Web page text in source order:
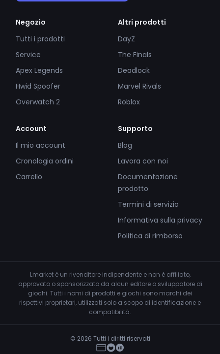
Negozio
Tutti i prodotti
Service
Apex Legends
Hwid Spoofer
Overwatch 2
Altri prodotti
DayZ
The Finals
Deadlock
Marvel Rivals
Roblox
Account
Il mio account
Cronologia ordini
Carrello
Supporto
Blog
Lavora con noi
Documentazione
prodotto
Termini di servizio
Informativa sulla privacy
Politica di rimborso
Lmarket è un rivenditore indipendente e non è affiliato,
approvato o sponsorizzato da alcun editore o sviluppatore di
giochi. Tutti i nomi di prodotti e giochi sono marchi dei
rispettivi proprietari, utilizzati solo a scopo di identificazione e
compatibilità.
© 2026 Tutti i diritti riservati